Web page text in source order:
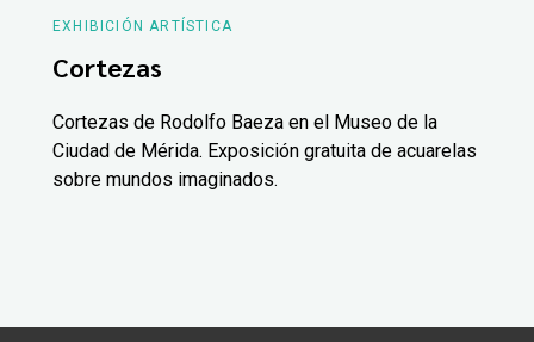
EXHIBICIÓN ARTÍSTICA
Cortezas
Cortezas de Rodolfo Baeza en el Museo de la
Ciudad de Mérida. Exposición gratuita de acuarelas
sobre mundos imaginados.